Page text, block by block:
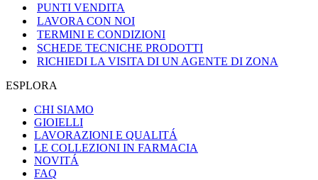
PUNTI VENDITA
LAVORA CON NOI
TERMINI E CONDIZIONI
SCHEDE TECNICHE PRODOTTI
RICHIEDI LA VISITA DI UN AGENTE DI ZONA
ESPLORA
CHI SIAMO
GIOIELLI
LAVORAZIONI E QUALITÁ
LE COLLEZIONI IN FARMACIA
NOVITÁ
FAQ